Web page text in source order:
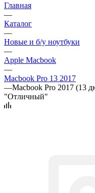
Главная
—
Каталог
—
Новые и б/у ноутбуки
—
Apple Macbook
—
Macbook Pro 13 2017
—Macbook Pro 2017 (13
"Отличный"